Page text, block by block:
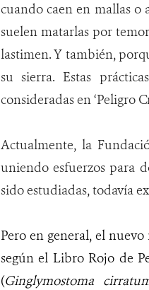
cuando caen en mallas o
suelen matarlas por
lastimen. Y también,
su sierra. Estas
consideradas en ‘Peligro
Actualmente, la
uniendo esfuerzos para
sido estudiadas, todavía
Pero en general, el
según el Libro Rojo de
(Ginglymostoma